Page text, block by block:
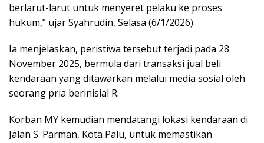
berlarut-larut untuk menyeret pelaku ke proses
hukum,” ujar Syahrudin, Selasa (6/1/2026).
Ia menjelaskan, peristiwa tersebut terjadi pada 28
November 2025, bermula dari transaksi jual beli
kendaraan yang ditawarkan melalui media sosial oleh
seorang pria berinisial R.
Korban MY kemudian mendatangi lokasi kendaraan di
Jalan S. Parman, Kota Palu, untuk memastikan